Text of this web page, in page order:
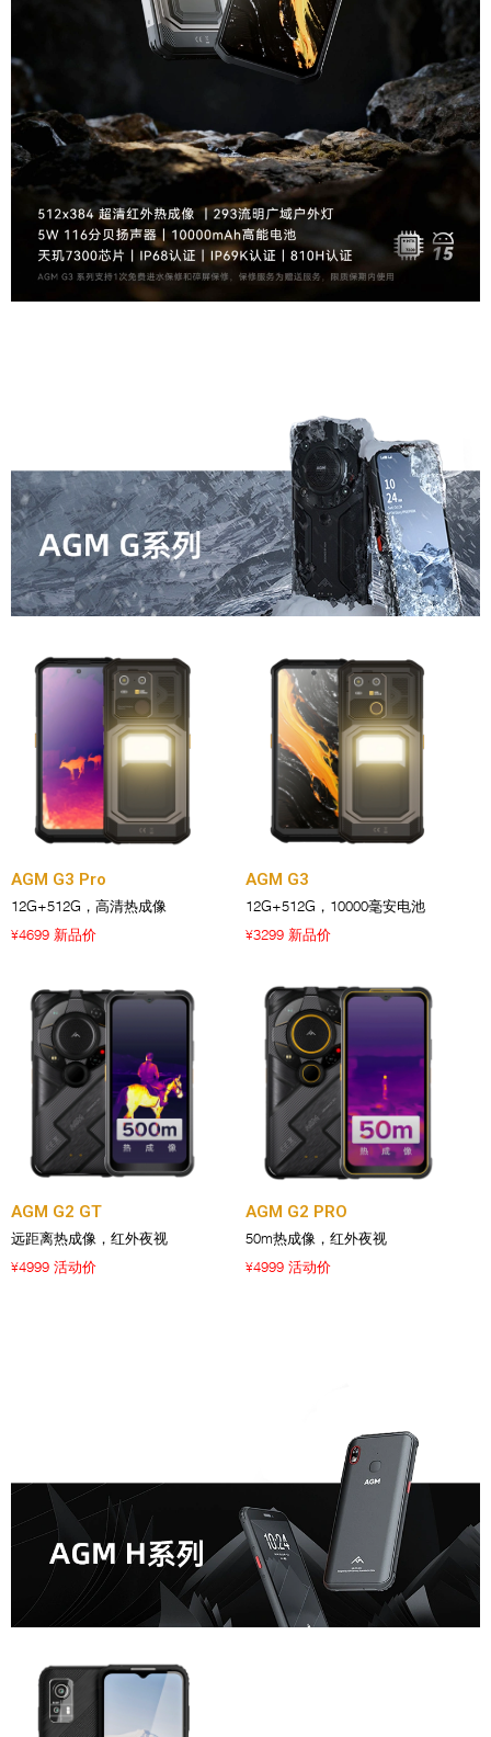
AGM G3 Pro
12G+512G，高清热成像
¥4699 新品价
AGM G3
12G+512G，10000毫安电池
¥3299 新品价
AGM G2 GT
远距离热成像，红外夜视
¥4999 活动价
AGM G2 PRO
50m热成像，红外夜视
¥4999 活动价